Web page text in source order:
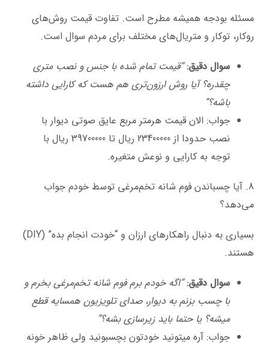
مسئله بودجه همیشه مطرح است. تفاوت قیمت روش‌های
روکار، توکار و متریال‌های مختلف برای مردم سوال است.
سوال دقیق: “قیمت تمام شده با جنس و نصب متری
چقدره؟ آیا روش ارزون‌تری هم هست که کارایی داشته
باشه؟”
جواب: الان قیمت هرمتر مربع عایق صوتی دیوار با
نصب حدودا از 23400000 ریال تا 39700000 ریال با
توجه به کارایی و نوعش متغیره.
8. آیا چسباندن فوم شانه تخم‌مرغی توسط خودم جواب
می‌دهد؟
بسیاری به دنبال راهکارهای ارزان و “خودت انجام بده” (DIY)
هستند.
سوال دقیق: “اگه خودم برم فوم شانه تخم‌مرغی بخرم و
با چسب بزنم به دیوار، صدای تلویزیون همسایه قطع
میشه؟ یا حتما باید زیرسازی بشه؟”
جواب: آره میتونید خودتون بچسبونید ولی ظاهر خونه